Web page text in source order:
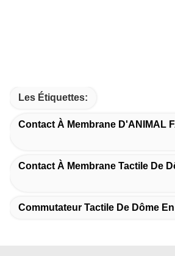
Les Étiquettes:
Contact À Membrane D'ANIMAL
Contact À Membrane Tactile De
Commutateur Tactile De Dôme